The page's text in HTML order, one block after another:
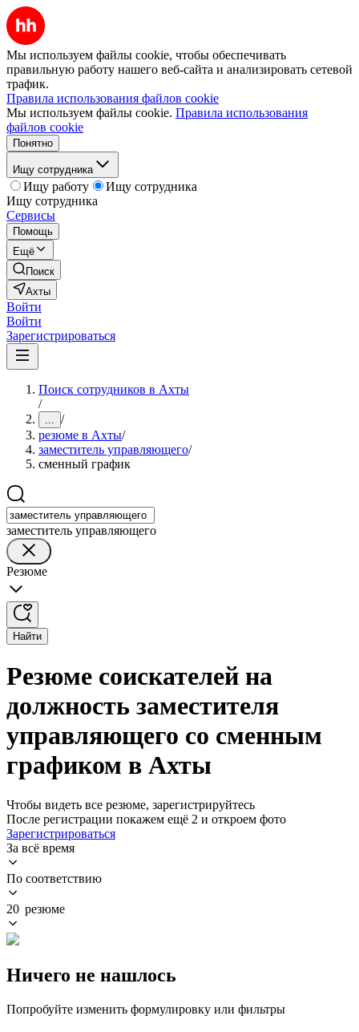
Мы используем файлы cookie, чтобы обеспечивать
правильную работу нашего веб-сайта и анализировать сетевой
трафик.
Правила использования файлов cookie
Мы используем файлы cookie. Правила использования
файлов cookie
Понятно
Ищу сотрудника
Ищу работу
Ищу сотрудника
Ищу сотрудника
Сервисы
Помощь
Ещё
Поиск
Ахты
Войти
Войти
Зарегистрироваться
Поиск сотрудников в Ахты
/
... /
резюме в Ахты/
заместитель управляющего/
сменный график
заместитель управляющего
Резюме
Найти
Резюме соискателей на
должность заместителя
управляющего со сменным
графиком в Ахты
Чтобы видеть все резюме, зарегистрируйтесь
После регистрации покажем ещё 2 и откроем фото
Зарегистрироваться
За всё время
По соответствию
20 резюме
Ничего не нашлось
Попробуйте изменить формулировку или фильтры